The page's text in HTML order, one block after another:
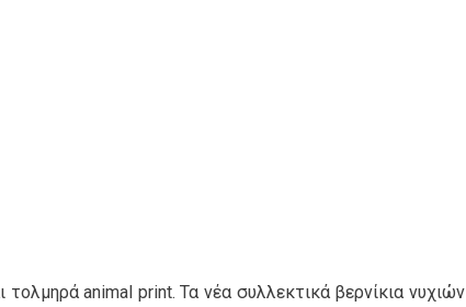
animal print. Τα νέα συλλεκτικά βερνίκια νυχιών